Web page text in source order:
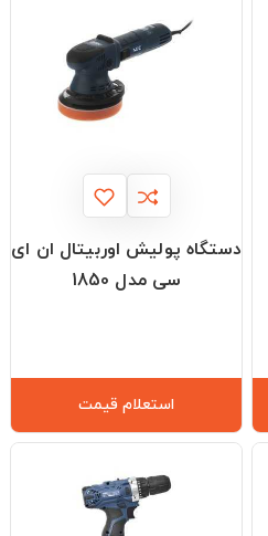
دستگاه پولیش اوربیتال ان ای
سی مدل 1850
استعلام قیمت